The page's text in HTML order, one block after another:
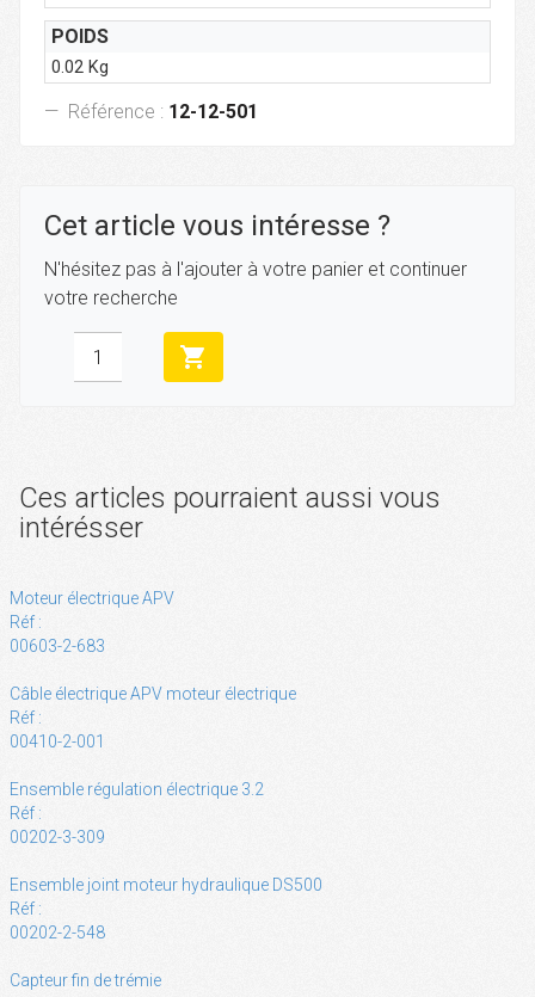
POIDS
0.02 Kg
Référence : 12-12-501
Cet article vous intéresse ?
N'hésitez pas à l'ajouter à votre panier et continuer
votre recherche
shopping_cart
Ces articles pourraient aussi vous
intérésser
Moteur électrique APV
Réf :
00603-2-683
Câble électrique APV moteur électrique
Réf :
00410-2-001
Ensemble régulation électrique 3.2
Réf :
00202-3-309
Ensemble joint moteur hydraulique DS500
Réf :
00202-2-548
Capteur fin de trémie